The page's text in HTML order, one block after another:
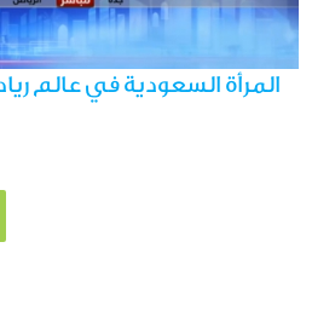
المرأة السعودية في عالم
برنامج طاقات بلا حدود على